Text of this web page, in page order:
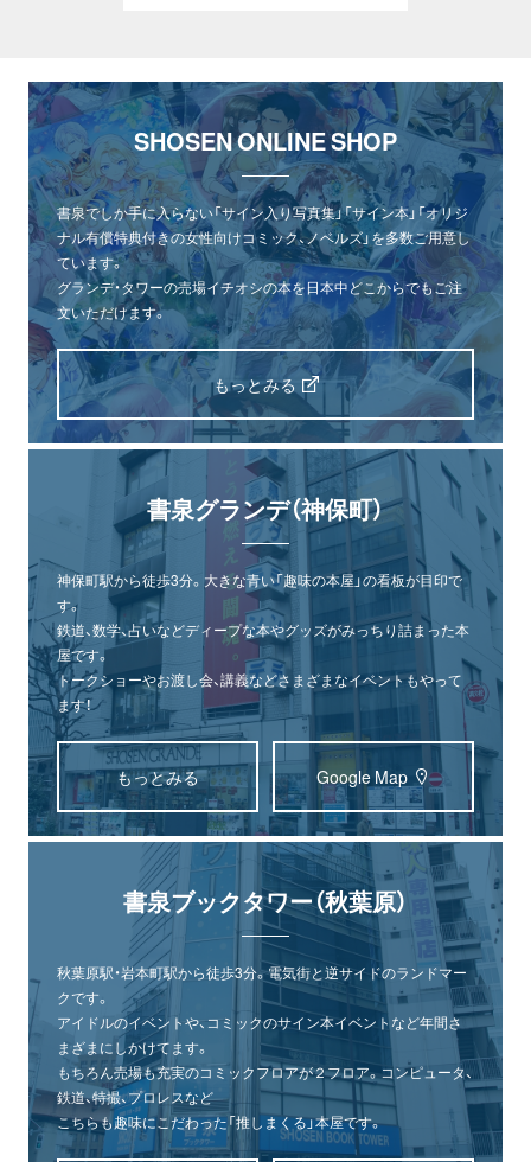
SHOSEN ONLINE SHOP
書泉でしか手に入らない「サイン入り写真集」「サイン本」「オリジ
ナル有償特典付きの女性向けコミック、ノベルズ」を多数ご用意し
ています。
グランデ・タワーの売場イチオシの本を日本中どこからでもご注
文いただけます。
もっとみる
書泉グランデ（神保町）
神保町駅から徒歩3分。大きな青い「趣味の本屋」の看板が目印で
す。
鉄道、数学、占いなどディープな本やグッズがみっちり詰まった本
屋です。
トークショーやお渡し会、講義などさまざまなイベントもやって
ます！
もっとみる Google Map
書泉ブックタワー（秋葉原）
秋葉原駅・岩本町駅から徒歩3分。電気街と逆サイドのランドマー
クです。
アイドルのイベントや、コミックのサイン本イベントなど年間さ
まざまにしかけてます。
もちろん売場も充実のコミックフロアが２フロア。コンピュータ、
鉄道、特撮、プロレスなど
こちらも趣味にこだわった「推しまくる」本屋です。